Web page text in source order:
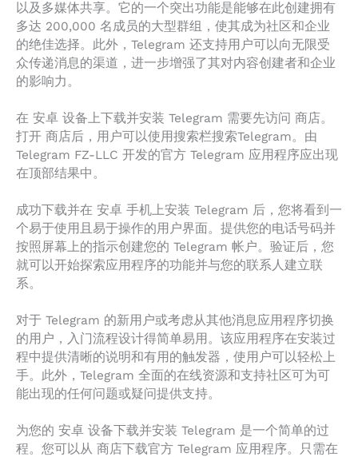
以及多媒体共享。它的一个突出功能是能够在此创建拥有
多达 200,000 名成员的大型群组，使其成为社区和企业
的绝佳选择。此外，Telegram 还支持用户可以向无限受
众传递消息的渠道，进一步增强了其对内容创建者和企业
的影响力。
在 安卓 设备上下载并安装 Telegram 需要先访问 商店。
打开 商店后，用户可以使用搜索栏搜索Telegram。由
Telegram FZ-LLC 开发的官方 Telegram 应用程序应出现
在顶部结果中。
成功下载并在 安卓 手机上安装 Telegram 后，您将看到一
个易于使用且易于操作的用户界面。提供您的电话号码并
按照屏幕上的指示创建您的 Telegram 帐户。验证后，您
就可以开始探索应用程序的功能并与您的联系人建立联
系。
对于 Telegram 的新用户或考虑从其他消息应用程序切换
的用户，入门流程设计得简单易用。该应用程序在安装过
程中提供清晰的说明和有用的触发器，使用户可以轻松上
手。此外，Telegram 全面的在线资源和支持社区可为可
能出现的任何问题或疑问提供支持。
为您的 安卓 设备下载并安装 Telegram 是一个简单的过
程。您可以从 商店下载官方 Telegram 应用程序。只需在